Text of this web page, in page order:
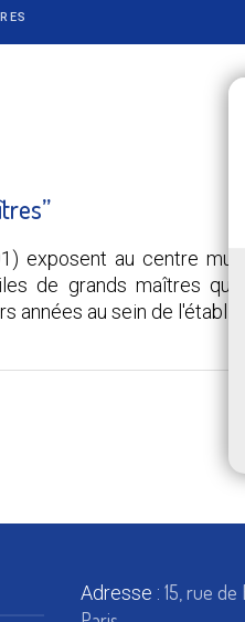
exposent au centre
de grands maîtres
années au sein de
Adresse :15, rue de